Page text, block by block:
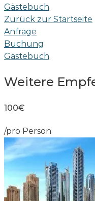
Gästebuch
Zurück zur Startseite
Anfrage
Buchung
Gästebuch
Weitere
100€
/pro Person